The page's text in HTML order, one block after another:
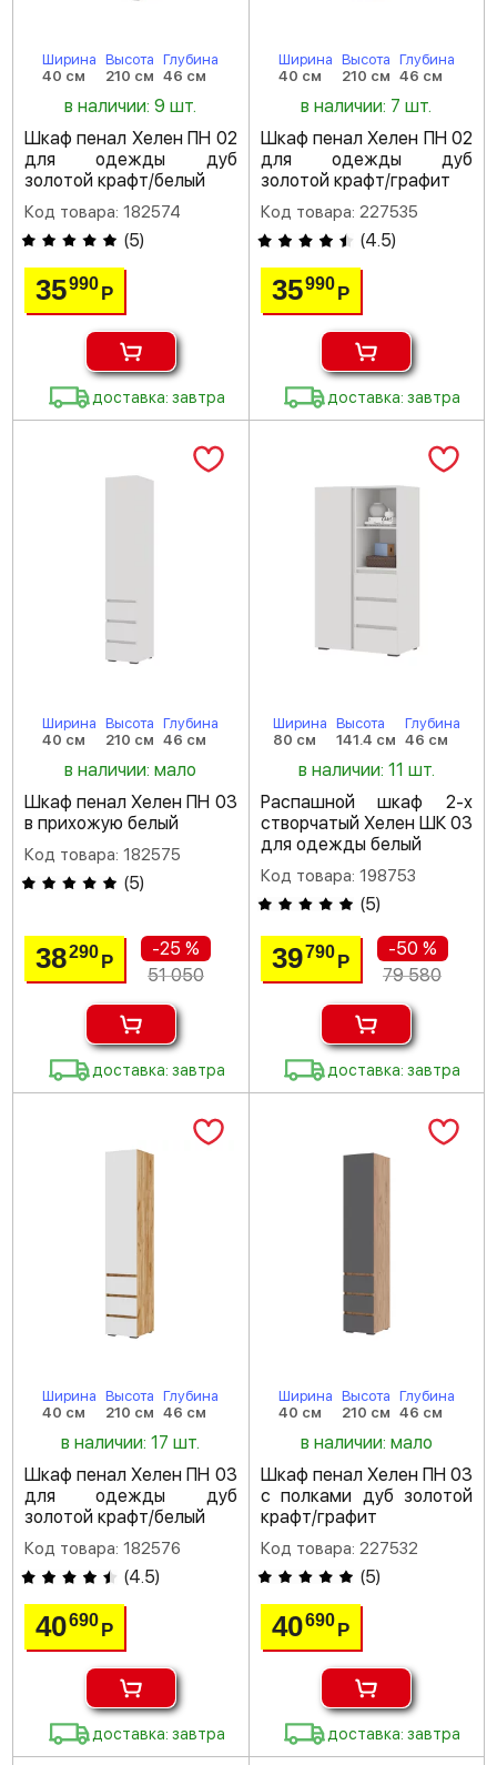
Ширина
40 см
Высота
210 см
Глубина
46 см
в наличии: 9 шт.
Шкаф пенал Хелен ПН 02
для одежды дуб
золотой крафт/белый
Код товара: 182574
(5)
35990Р
доставка: завтра
Ширина
40 см
Высота
210 см
Глубина
46 см
в наличии: 7 шт.
Шкаф пенал Хелен ПН 02
для одежды дуб
золотой крафт/графит
Код товара: 227535
(4.5)
35990 Р
доставка: завтра
Ширина
40 см
Высота
210 см
Глубина
46 см
в наличии: мало
Шкаф пенал Хелен ПН 03
в прихожую белый
Код товара: 182575
(5)
38290Р
-25 %
51 050
доставка: завтра
Ширина
80 см
Высота
141.4 см
Глубина
46 см
в наличии: 11 шт.
Распашной шкаф 2-х
створчатый Хелен ШК 03
для одежды белый
Код товара: 198753
(5)
39790 Р
-50 %
79 580
доставка: завтра
Ширина
40 см
Высота
210 см
Глубина
46 см
в наличии: 17 шт.
Шкаф пенал Хелен ПН 03
для одежды дуб
золотой крафт/белый
Код товара: 182576
(4.5)
40690Р
доставка: завтра
Ширина
40 см
Высота
210 см
Глубина
46 см
в наличии: мало
Шкаф пенал Хелен ПН 03
с полками дуб золотой
крафт/графит
Код товара: 227532
(5)
40690 Р
доставка: завтра